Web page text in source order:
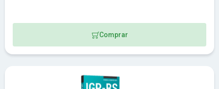
Comprar